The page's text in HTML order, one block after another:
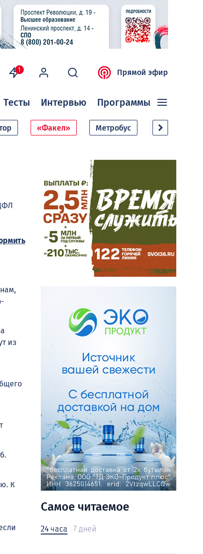
1 Прямой эфир
Тесты Интервью Программы
«Факел» Метробус Дачный
из
К
Самое читаемое
24 часа 7 дней